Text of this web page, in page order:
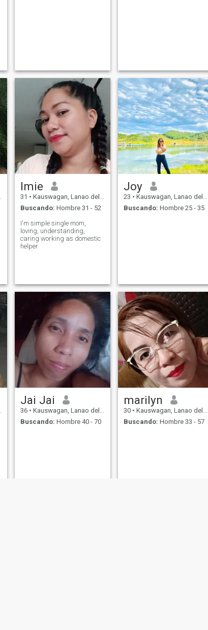
Imie
31 • Kauswagan, Lanao del Norte, Filipinas
Buscando: Hombre 31 - 52
I'm simple single mom,
loving, understanding,
caring working as domestic
helper
Joy
23 • Kauswagan, Lanao del Norte, Filipinas
Buscando: Hombre 25 - 35
Jai Jai
36 • Kauswagan, Lanao del Norte, Filipinas
Buscando: Hombre 40 - 70
marilyn
30 • Kauswagan, Lanao del Norte, Filipinas
Buscando: Hombre 33 - 57